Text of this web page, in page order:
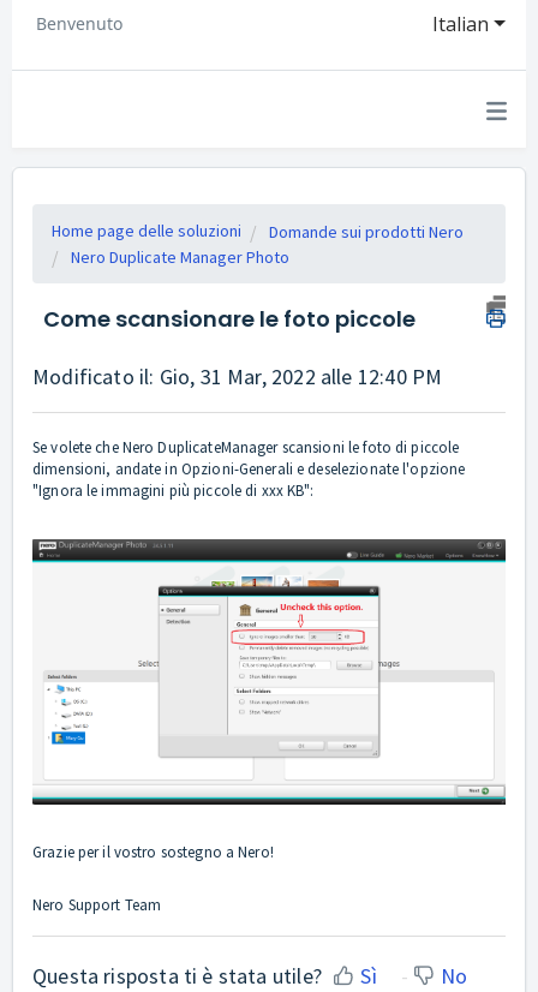
Italian
Benvenuto
Home page delle soluzioni
Domande sui prodotti Nero
Nero Duplicate Manager Photo
Come scansionare le foto piccole
Modificato il: Gio, 31 Mar, 2022 alle 12:40 PM
Se volete che Nero DuplicateManager scansioni le foto di piccole
dimensioni, andate in Opzioni-Generali e deselezionate l'opzione
"Ignora le immagini più piccole di xxx KB":
Grazie per il vostro sostegno a Nero!
Nero Support Team
Questa risposta ti è stata utile? Sì No